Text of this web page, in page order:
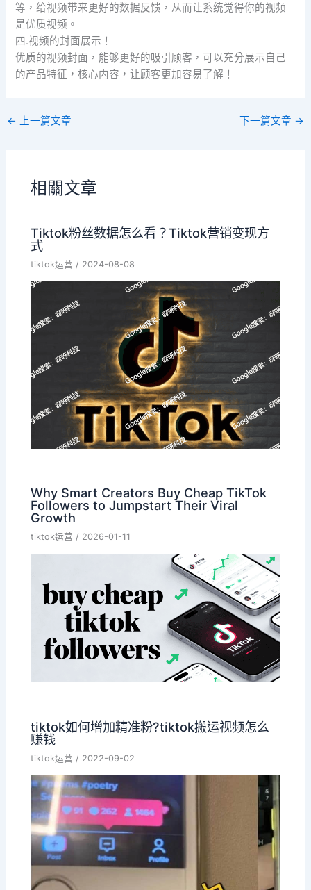
等，给视频带来更好的数据反馈，从而让系统觉得你的视频
是优质视频。
四.视频的封面展示！
优质的视频封面，能够更好的吸引顾客，可以充分展示自己
的产品特征，核心内容，让顾客更加容易了解！
← 上一篇文章 下一篇文章 →
相關文章
Tiktok粉丝数据怎么看？Tiktok营销变现方
式
tiktok运营 / 2024-08-08
Why Smart Creators Buy Cheap TikTok
Followers to Jumpstart Their Viral
Growth
tiktok运营 / 2026-01-11
tiktok如何增加精准粉?tiktok搬运视频怎么
赚钱
tiktok运营 / 2022-09-02